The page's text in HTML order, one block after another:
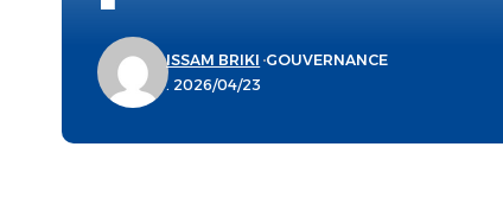
. 2026/04/23
ISSAM BRIKI GOUVERNANCE